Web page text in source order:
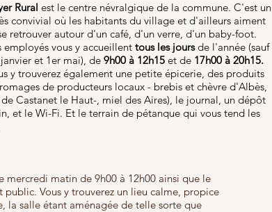
Rural est le centre névralgique de la commune. C'est un
convivial où les habitants du village et d'ailleurs aiment
retrouver autour d'un café, d'un verre, d'un baby-foot.
vous y accueillent tous les joursde l'année (sauf
et 1er mai), de 9h00 à 12h15 et de 17h00 à 20h15.
y trouverez également une petite épicerie, des produits
de producteurs locaux - brebis et chèvre d'Albès,
Castanet le Haut-, miel des Aires), le journal, un dépôt
et le Wi-Fi. Et le terrain de pétanque qui vous tend les
matin de 9h00 à 12h00 ainsi que le
Vous y trouverez un lieu calme, propice
la salle étant aménagée de telle sorte que